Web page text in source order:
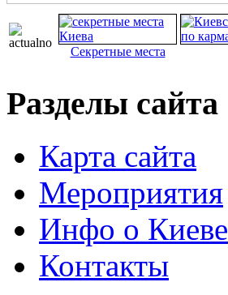
Секретные места
Разделы сайта
Карта сайта
Мероприятия
Инфо о Киеве
Контакты